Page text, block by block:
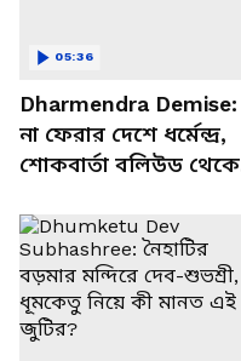
Dharmendra Demise:
না ফেরার দেশে ধর্মেন্দ্র,
শোকবার্তা বলিউড থেকে
05:36